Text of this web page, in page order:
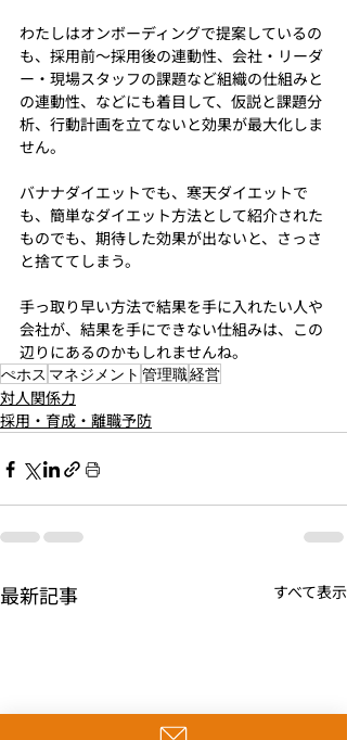
わたしはオンボーディングで提案しているの
も、採用前〜採用後の連動性、会社・リーダ
ー・現場スタッフの課題など組織の仕組みと
の連動性、などにも着目して、仮説と課題分
析、行動計画を立てないと効果が最大化しま
せん。
バナナダイエットでも、寒天ダイエットで
も、簡単なダイエット方法として紹介された
ものでも、期待した効果が出ないと、さっさ
と捨ててしまう。
手っ取り早い方法で結果を手に入れたい人や
会社が、結果を手にできない仕組みは、この
辺りにあるのかもしれませんね。
ぺホス マネジメント 管理職経営
対人関係力
採用・育成・離職予防
最新記事 すべて表示